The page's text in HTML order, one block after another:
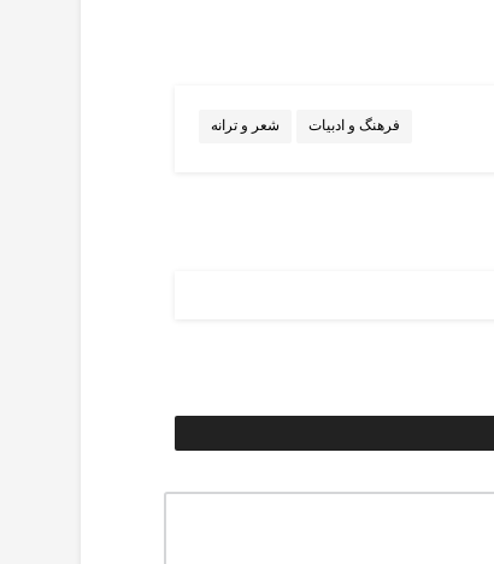
شعر و ترانه فرهنگ و ادبیات